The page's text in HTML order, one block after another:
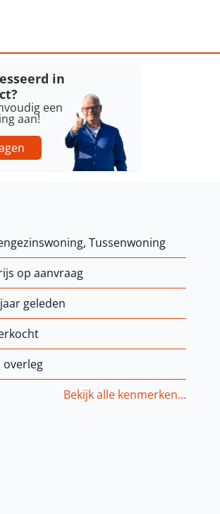
in
een
aan!
Tussenwoning
op aanvraag
geleden
overleg
Bekijk alle kenmerken...